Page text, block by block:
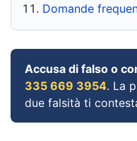
Domande
Accusa di falso o
335 669 3954. La
due falsità ti